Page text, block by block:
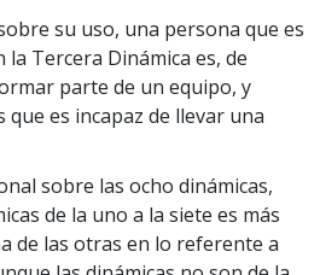
su uso, una persona que es
Tercera Dinámica es, de
parte de un equipo, y
es incapaz de llevar una
sobre las ocho dinámicas,
de la uno a la siete es más
de las otras en lo referente a